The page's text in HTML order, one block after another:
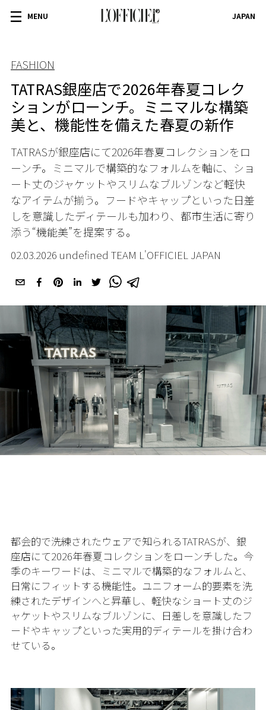
MENU JAPAN
FASHION
TATRAS銀座店で2026年春夏コレク
ションがローンチ。ミニマルな構築
美と、機能性を備えた春夏の新作
TATRASが銀座店にて2026年春夏コレクションをロ
ーンチ。ミニマルで構築的なフォルムを軸に、ショ
ート丈のジャケットやスリムなブルゾンなど軽快
なアイテムが揃う。フードやキャップといった日差
しを意識したディテールも加わり、都市生活に寄り
添う“機能美”を提案する。
02.03.2026 undefined TEAM L'OFFICIEL JAPAN
都会的で洗練されたウェアで知られるTATRASが、銀
座店にて2026年春夏コレクションをローンチした。今
季のキーワードは、ミニマルで構築的なフォルムと、
日常にフィットする機能性。ユニフォーム的要素を洗
練されたデザインへと昇華し、軽快なショート丈のジ
ャケットやスリムなブルゾンに、日差しを意識したフ
ードやキャップといった実用的ディテールを掛け合わ
せている。